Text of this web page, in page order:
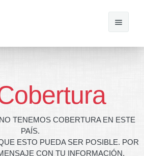
TENEMOS COBERTURA EN ESTE
PAÍS.
ESTO PUEDA SER POSIBLE. POR
CON TU INFORMACIÓN,